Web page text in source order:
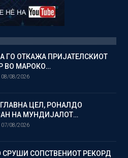
ГО ОТКАЖА ПРИЈАТЕЛСКИОТ
ВО МАРОКО…
08/08/2026
ЦЕЛ, РОНАЛДО
НА МУНДИЈАЛОТ…
07/08/2026
СРУШИ СОПСТВЕНИОТ РЕКОРД